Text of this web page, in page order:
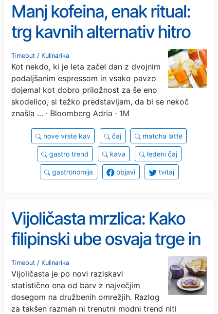
Manj kofeina, enak ritual:
trg kavnih alternativ hitro
raste
Timeout / Kulinarika
Kot nekdo, ki je leta začel dan z dvojnim
podaljšanim espressom in vsako pavzo
dojemal kot dobro priložnost za še eno
skodelico, si težko predstavljam, da bi se nekoč
znašla … · Bloomberg Adria · 1M
nove vrste kav čaj matcha latte
gastro trend kava ledeni čaj
gastronomija objavi tvitaj
Vijoličasta mrzlica: Kako
filipinski ube osvaja trge in
brbončice
Timeout / Kulinarika
Vijoličasta je po novi raziskavi
statistično ena od barv z največjim
dosegom na družbenih omrežjih. Razlog
za takšen razmah ni trenutni modni trend niti